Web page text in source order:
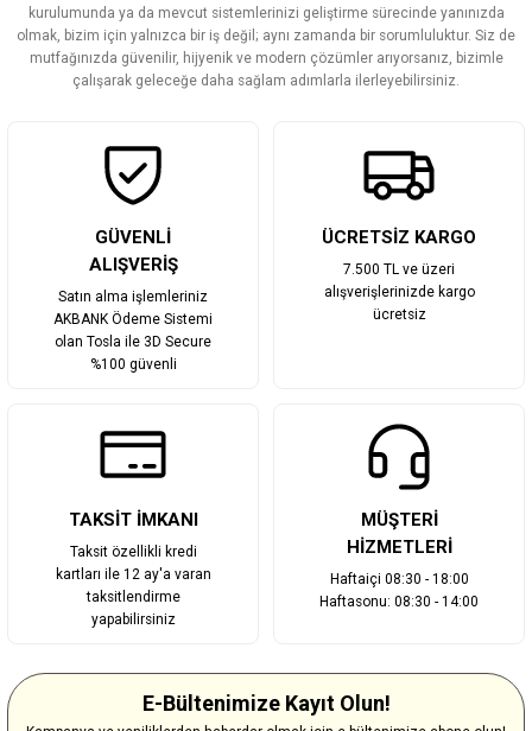
Ürün bilgilerinde hatalar bulunuyor.
Ürün fiyatı diğer sitelerden daha pahalı.
Bu ürüne benzer farklı alternatifler olmalı.
kurulumunda ya da mevcut sistemlerinizi geliştirme sürecinde yanınızda
olmak, bizim için yalnızca bir iş değil; aynı zamanda bir sorumluluktur. Siz de
mutfağınızda güvenilir, hijyenik ve modern çözümler arıyorsanız, bizimle
çalışarak geleceğe daha sağlam adımlarla ilerleyebilirsiniz.
GÜVENLİ
ALIŞVERİŞ
Satın alma işlemleriniz
AKBANK Ödeme Sistemi
olan Tosla ile 3D Secure
%100 güvenli
ÜCRETSİZ KARGO
7.500 TL ve üzeri
alışverişlerinizde kargo
ücretsiz
TAKSİT İMKANI
Taksit özellikli kredi
kartları ile 12 ay'a varan
taksitlendirme
yapabilirsiniz
MÜŞTERİ
HİZMETLERİ
Haftaiçi 08:30 - 18:00
Haftasonu: 08:30 - 14:00
E-Bültenimize Kayıt Olun!